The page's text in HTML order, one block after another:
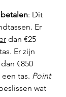
: Dit
Er
dan €25
Er zijn
dan €850
tas. Point
wat